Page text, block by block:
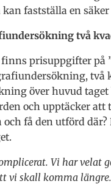
fastställa en säker
två
prisuppgifter på
två
över huvud taget
och upptäcker
få den utförd
Vi har velat
vi skall komma